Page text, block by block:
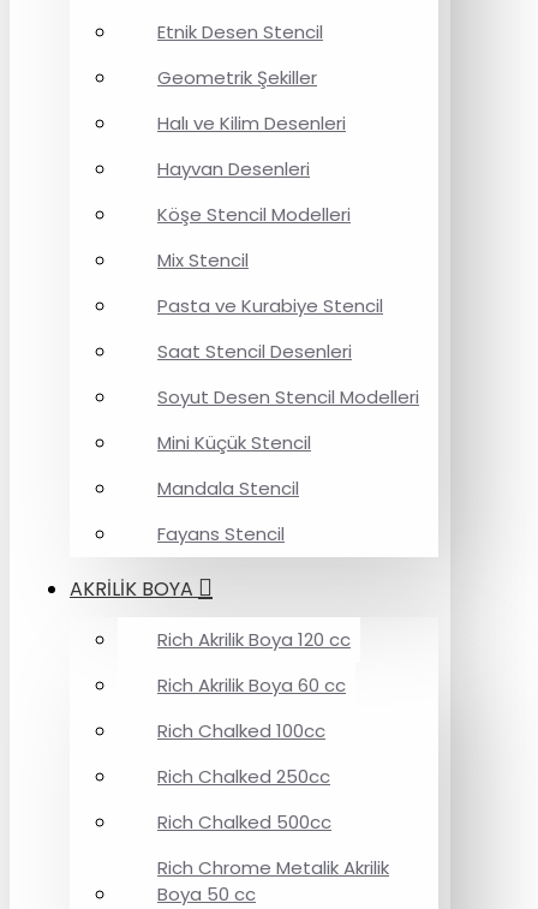
Etnik Desen Stencil
Geometrik Şekiller
Halı ve Kilim Desenleri
Hayvan Desenleri
Köşe Stencil Modelleri
Mix Stencil
Pasta ve Kurabiye Stencil
Saat Stencil Desenleri
Soyut Desen Stencil Modelleri
Mini Küçük Stencil
Mandala Stencil
Fayans Stencil
AKRİLİK BOYA
Rich Akrilik Boya 120 cc
Rich Akrilik Boya 60 cc
Rich Chalked 100cc
Rich Chalked 250cc
Rich Chalked 500cc
Rich Chrome Metalik Akrilik
Boya 50 cc